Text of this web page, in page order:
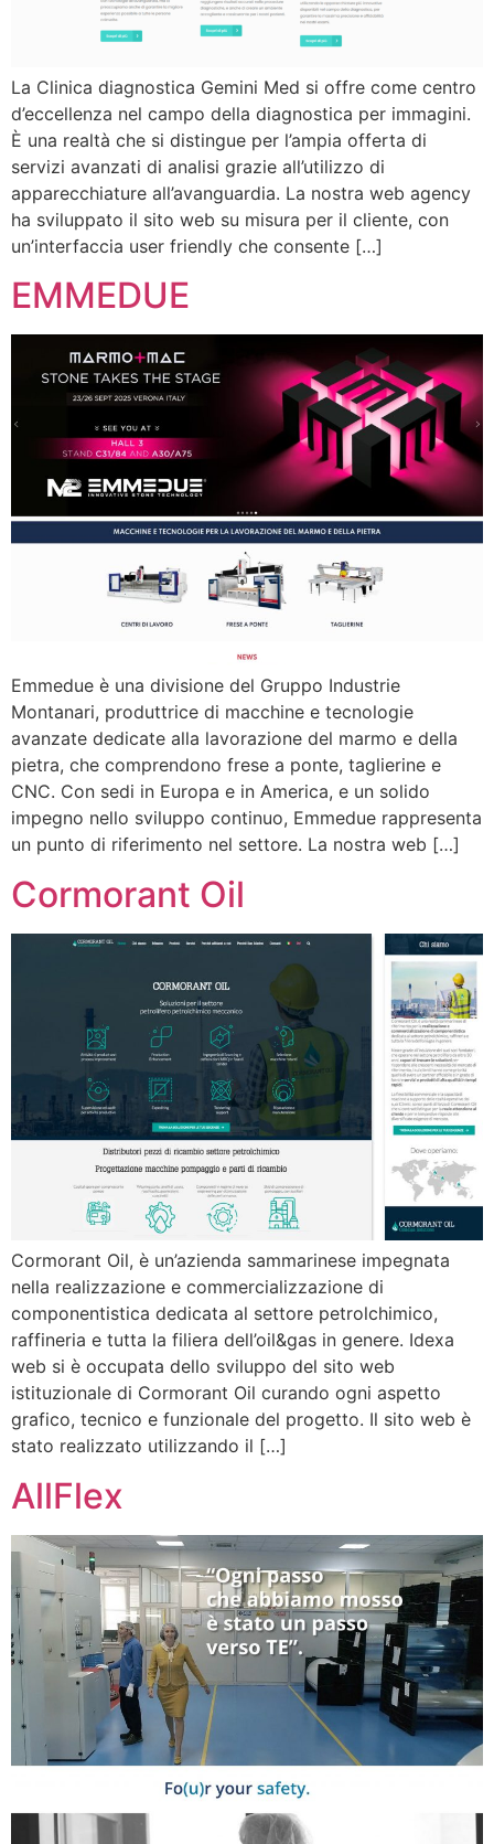
La Clinica diagnostica Gemini Med si offre come centro
d’eccellenza nel campo della diagnostica per immagini.
È una realtà che si distingue per l’ampia offerta di
servizi avanzati di analisi grazie all’utilizzo di
apparecchiature all’avanguardia. La nostra web agency
ha sviluppato il sito web su misura per il cliente, con
un’interfaccia user friendly che consente […]
EMMEDUE
Emmedue è una divisione del Gruppo Industrie
Montanari, produttrice di macchine e tecnologie
avanzate dedicate alla lavorazione del marmo e della
pietra, che comprendono frese a ponte, taglierine e
CNC. Con sedi in Europa e in America, e un solido
impegno nello sviluppo continuo, Emmedue rappresenta
un punto di riferimento nel settore. La nostra web […]
Cormorant Oil
Cormorant Oil, è un’azienda sammarinese impegnata
nella realizzazione e commercializzazione di
componentistica dedicata al settore petrolchimico,
raffineria e tutta la filiera dell’oil&gas in genere. Idexa
web si è occupata dello sviluppo del sito web
istituzionale di Cormorant Oil curando ogni aspetto
grafico, tecnico e funzionale del progetto. Il sito web è
stato realizzato utilizzando il […]
AllFlex